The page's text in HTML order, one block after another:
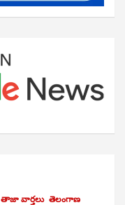
తాజా వార్తలు తెలంగాణ